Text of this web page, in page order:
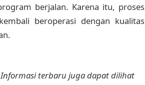
berjalan. Karena itu, proses
beroperasi dengan kualitas
terbaru juga dapat dilihat